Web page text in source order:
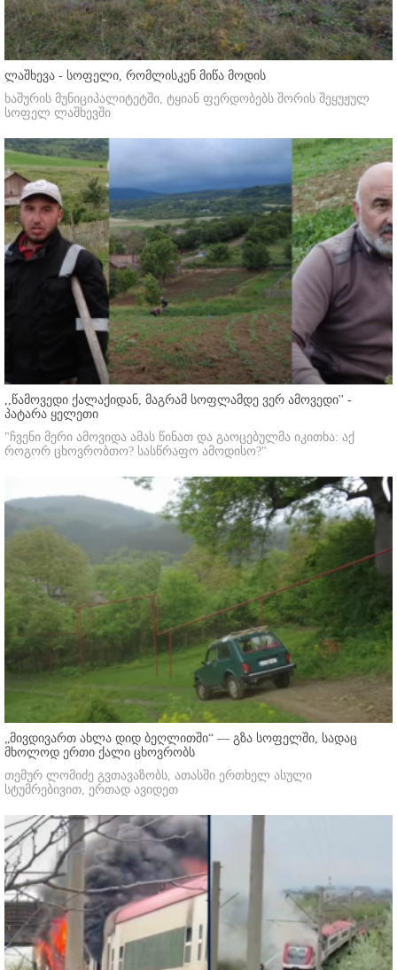
ლაშხევა - სოფელი, რომლისკენ მიწა მოდის
ხაშურის მუნიციპალიტეტში, ტყიან ფერდობებს შორის შეყუჟულ
სოფელ ლაშხევში
,,წამოვედი ქალაქიდან, მაგრამ სოფლამდე ვერ ამოვედი'' -
პატარა ყელეთი
"ჩვენი მერი ამოვიდა ამას წინათ და გაოცებულმა იკითხა: აქ
როგორ ცხოვრობთო? სასწრაფო ამოდისო?"
„მივდივართ ახლა დიდ ბეღლითში“ — გზა სოფელში, სადაც
მხოლოდ ერთი ქალი ცხოვრობს
თემურ ლომიძე გვთავაზობს, ათასში ერთხელ ასული
სტუმრებივით, ერთად ავიდეთ